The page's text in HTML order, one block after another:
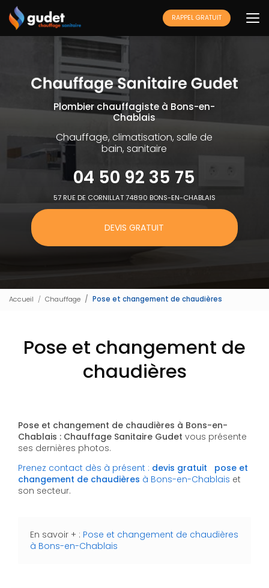
Aller
au
contenu
principal
RAPPEL GRATUIT
Plombier chauffagiste à Bons-en-
Chablais
Chauffage, climatisation, salle de
bain, sanitaire
04 50 92 35 75
57 RUE DE CORNILLAT 74890 BONS-EN-CHABLAIS
DEVIS GRATUIT
Accueil Chauffage Pose et changement de chaudières
Pose et changement de
chaudières
Pose et changement de chaudières à Bons-en-
Chablais : Chauffage Sanitaire Gudet vous présente
ses dernières photos.
Prenez contact dès à présent : devis gratuit
pose et
changement de chaudières à Bons-en-Chablais et
son secteur.
En savoir + : Pose et changement de chaudières
à Bons-en-Chablais